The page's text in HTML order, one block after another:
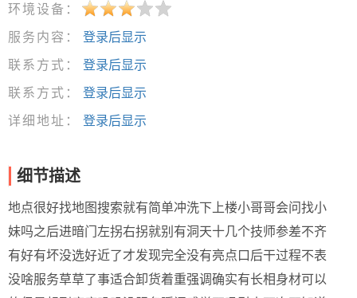
环境设备：
服务内容：
登录后显示
联系方式：
登录后显示
联系方式：
登录后显示
详细地址：
登录后显示
细节描述
地点很好找地图搜索就有简单冲洗下上楼小哥哥会问找小
妹吗之后进暗门左拐右拐就别有洞天十几个技师参差不齐
有好有坏没选好近了才发现完全没有亮点口后干过程不表
没啥服务草草了事适合卸货着重强调确实有长相身材可以